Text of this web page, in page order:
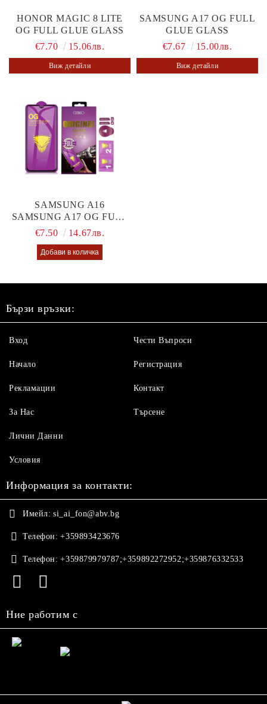
HONOR MAGIC 8 LITE
OG FULL GLUE GLASS
€7.70
15.06лв.
Виж детайли
SAMSUNG A17 OG FULL
GLUE GLASS
€7.67
15.00лв.
Виж детайли
SAMSUNG A16
SAMSUNG A17 OG FULL
GLUE GLASS
€7.50 14.67лв.
Бързи връзки:
Вход
Начало
Рекламации
За Нас
Чести Въпроси
Регистрация
Контакт
Търсене
Лични Данни
Условия
Информация за контакти:
Имейл: si_ai_fon@abv.bg
Телефон: +359893423676
Телефон: +359879979787;+359892272952;+359876332533
Ние работим с